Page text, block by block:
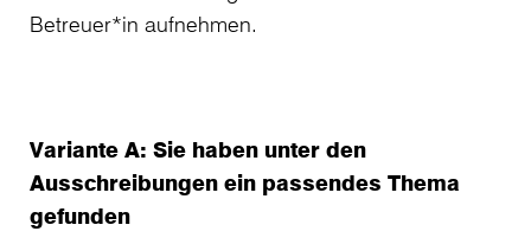
Betreuer*in aufnehmen.
Variante A: Sie haben unter den
Ausschreibungen ein passendes Thema
gefunden